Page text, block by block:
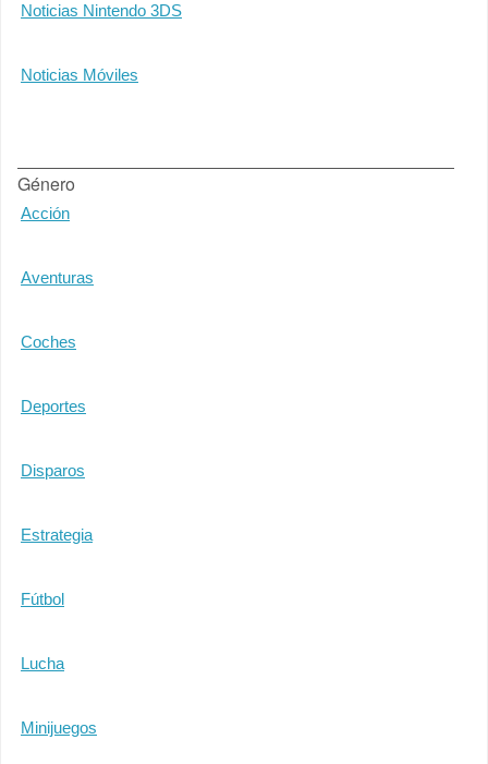
Noticias Nintendo 3DS
Noticias Móviles
Género
Acción
Aventuras
Coches
Deportes
Disparos
Estrategia
Fútbol
Lucha
Minijuegos